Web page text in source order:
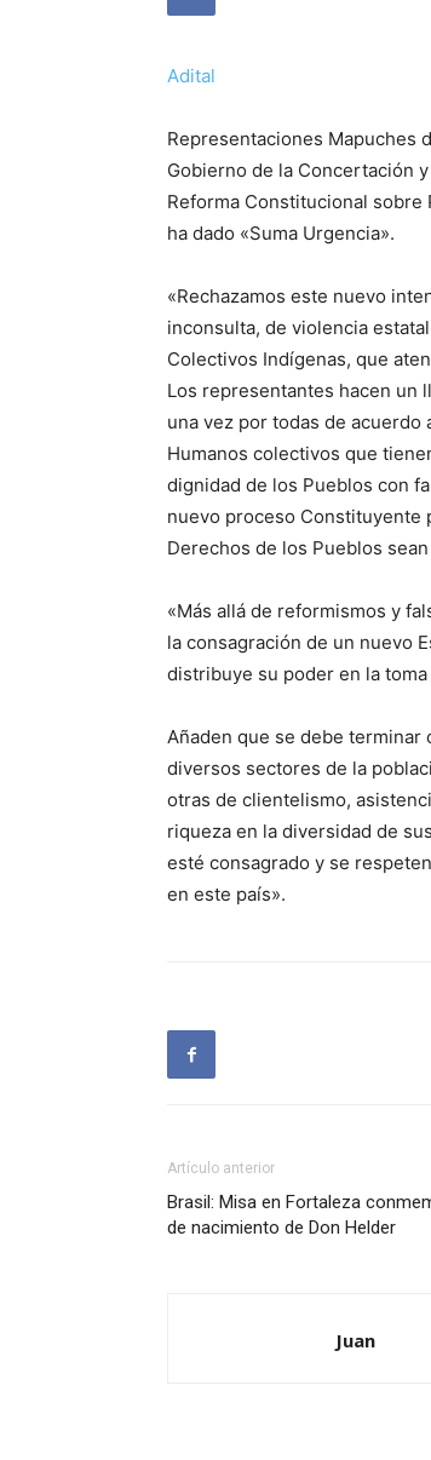
Adital
Representaciones Mapuches
Gobierno de la Concertación
Reforma Constitucional
ha dado «Suma Urgencia».
«Rechazamos este nuevo
inconsulta, de violencia
Colectivos Indígenas, que
Los representantes hacen un
una vez por todas de
Humanos colectivos que
dignidad de los Pueblos con
nuevo proceso Constituyente
Derechos de los Pueblos
«Más allá de reformismos y
la consagración de un nuevo
distribuye su poder en la
Añaden que se debe
diversos sectores de la
otras de clientelismo,
riqueza en la diversidad de
esté consagrado y se
en este país».
Artículo anterior
Brasil: Misa en Fortaleza
de nacimiento de Don Helder
Juan